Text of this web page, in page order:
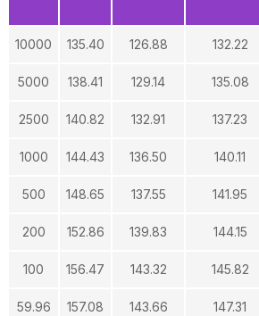
10000 135.40 126.88 132.22
5000 138.41 129.14 135.08
2500 140.82 132.91 137.23
1000 144.43 136.50 140.11
500 148.65 137.55 141.95
200 152.86 139.83 144.15
100 156.47 143.32 145.82
59.96 157.08 143.66 147.31